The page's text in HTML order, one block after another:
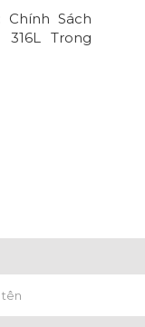
Sách
Trong